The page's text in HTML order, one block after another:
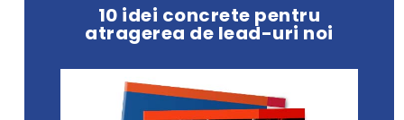
10 idei concrete pentru
atragerea de lead-uri noi